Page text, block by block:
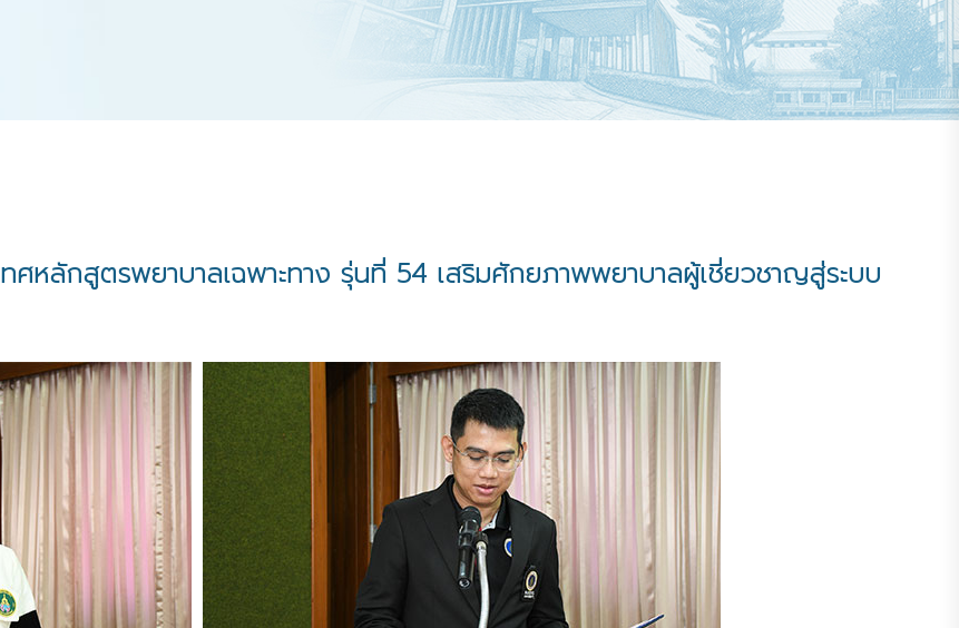
หลักสูตรพยาบาลเฉพาะทาง รุ่นที่ 54 เสริมศักยภาพพยาบาลผู้เชี่ยวชาญสู่ระบบ